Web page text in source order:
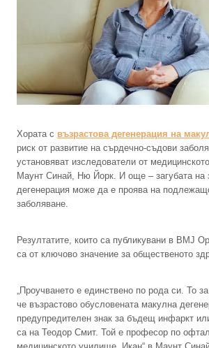
Хората с възрастова дегенерация на
риск от развитие на сърдечно-съдови
установяват изследователи от
Маунт Синай, Ню Йорк. И още – загубата на
дегенерация може да е проява на
заболяване.
Резултатите, които са публикувани в BMJ
са от ключово значение за общественото
„Проучването е единствено по рода си. То
че възрастово обусловената макулна
предупредителен знак за бъдещ инфаркт
са на Теодор Смит. Той е професор по